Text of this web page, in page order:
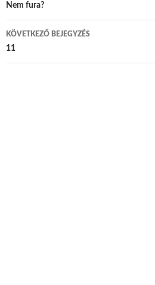
Bejegyzés navigáció
Nem fura?
KÖVETKEZŐ BEJEGYZÉS
11